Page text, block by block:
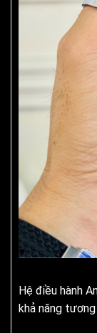
Hệ điều hành
khả năng